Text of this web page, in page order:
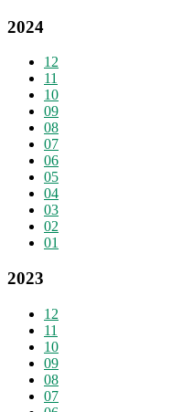
2024
12
11
10
09
08
07
06
05
04
03
02
01
2023
12
11
10
09
08
07